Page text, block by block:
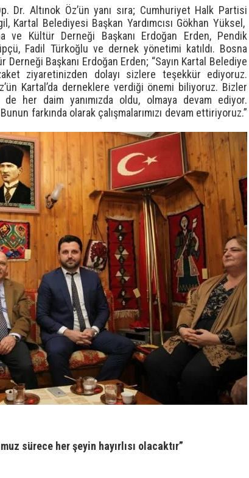
Dr. Altınok Öz’ün yanı sıra; Cumhuriyet Halk Partisi
Kartal Belediyesi Başkan Yardımcısı Gökhan Yüksel,
ve Kültür Derneği Başkanı Erdoğan Erden, Pendik
Fadil Türkoğlu ve dernek yönetimi katıldı. Bosna
Derneği Başkanı Erdoğan Erden; “Sayın Kartal Belediye
ziyaretinizden dolayı sizlere teşekkür ediyoruz.
Kartal’da derneklere verdiği önemi biliyoruz. Bizler
de her daim yanımızda oldu, olmaya devam ediyor.
farkında olarak çalışmalarımızı devam ettiriyoruz.”
sürece her şeyin hayırlısı olacaktır”